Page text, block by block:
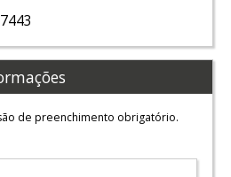
de preenchimento obrigatório.